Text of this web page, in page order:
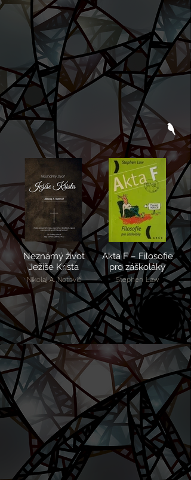
Neznámý život
Ježíše Krista
Nikolaj A. Notovič
Akta F – Filosofie
pro záškoláky
Stephen Law